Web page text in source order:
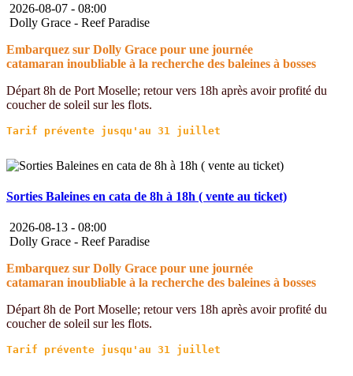
2026-08-07 - 08:00
Dolly Grace - Reef Paradise
Embarquez sur Dolly Grace pour une journée
catamaran inoubliable à la recherche des baleines à bosses
Départ 8h de Port Moselle; retour vers 18h après avoir profité du
coucher de soleil sur les flots.
Sorties Baleines en cata de 8h à 18h ( vente au ticket)
2026-08-13 - 08:00
Dolly Grace - Reef Paradise
Embarquez sur Dolly Grace pour une journée
catamaran inoubliable à la recherche des baleines à bosses
Départ 8h de Port Moselle; retour vers 18h après avoir profité du
coucher de soleil sur les flots.